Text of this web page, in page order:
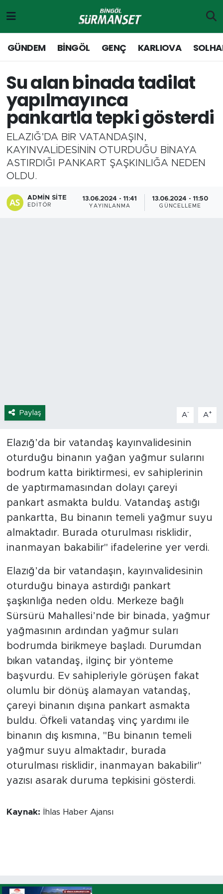
GÜNDEM BİNGÖL GENÇ KARLIOVA
Su alan binada tadilat
yapılmayınca
pankartla tepki gösterdi
ELAZIĞ’DA BİR VATANDAŞIN,
KAYINVALİDESİNİN OTURDUĞU BİNAYA
ASTIRDIĞI PANKART ŞAŞKINLIĞA NEDEN
OLDU.
ADMIN SITE
EDITÖR
13.06.2024 - 11:41
YAYINLANMA
13.06.2024 - 11:50
GÜNCELLEME
Paylaş A- A+
Elazığ’da bir vatandaş kayınvalidesinin
oturduğu binanın yağan yağmur sularını
bodrum katta biriktirmesi, ev sahiplerinin
de yaptırmamasından dolayı çareyi
pankart asmakta buldu. Vatandaş astığı
pankartta, Bu binanın temeli yağmur suyu
almaktadır. Burada oturulması risklidir,
inanmayan bakabilir" ifadelerine yer verdi.
Elazığ’da bir vatandaşın, kayınvalidesinin
oturduğu binaya astırdığı pankart
şaşkınlığa neden oldu. Merkeze bağlı
Sürsürü Mahallesi’nde bir binada, yağmur
yağmasının ardından yağmur suları
bodrumda birikmeye başladı. Durumdan
bıkan vatandaş, ilginç bir yönteme
başvurdu. Ev sahipleriyle görüşen fakat
olumlu bir dönüş alamayan vatandaş,
çareyi binanın dışına pankart asmakta
buldu. Öfkeli vatandaş vinç yardımı ile
binanın dış kısmına, "Bu binanın temeli
yağmur suyu almaktadır, burada
oturulması risklidir, inanmayan bakabilir"
yazısı asarak duruma tepkisini gösterdi.
Kaynak: İhlas Haber Ajansı
Genç
Solhan
Karlıova
Adaklı-Kiğı
Yayladere-Yedisu
Bingöl Kaza Haberleri
Merkez Hava Durumu
Merkez Trafik Yoğunluk Haritası
Süper Lig Puan Durumu ve Fikstür
Tüm Manşetler
Son Dakika Haberleri